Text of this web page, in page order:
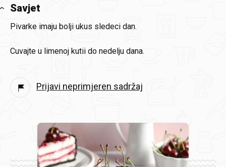
Savjet
Pivarke imaju bolji ukus sledeci dan.
Cuvajte u limenoj kutii do nedelju dana.
Prijavi neprimjeren sadržaj